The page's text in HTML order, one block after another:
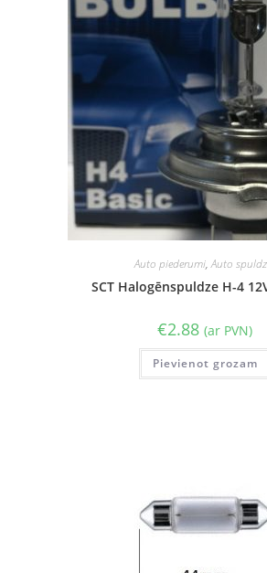
Auto piederumi,Auto
SCT Halogēnspuldze H-4
€2.88 (ar PVN)
Pievienot grozam